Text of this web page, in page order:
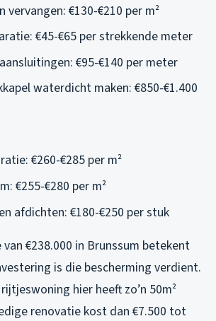
vervangen: €130-€210 per m²
€45-€65 per strekkende meter
€95-€140 per meter
waterdicht maken: €850-€1.400
€260-€285 per m²
€255-€280 per m²
afdichten: €180-€250 per stuk
van €238.000 in Brunssum betekent
is die bescherming verdient.
hier heeft zo’n 50m²
renovatie kost dan €7.500 tot